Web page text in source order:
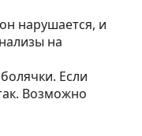
нарушается, и
на
Если
Возможно